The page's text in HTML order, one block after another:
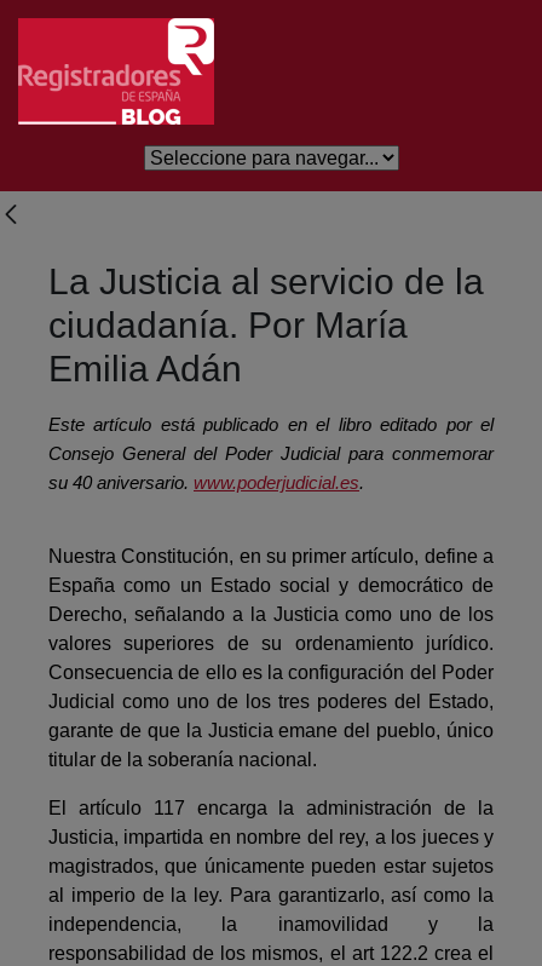
Salta al contingut principal
La Justicia al servicio de la
ciudadanía. Por María
Emilia Adán
Este artículo está publicado en el libro editado por el
Consejo General del Poder Judicial para conmemorar
su 40 aniversario. www.poderjudicial.es.
Nuestra Constitución, en su primer artículo, define a
España como un Estado social y democrático de
Derecho, señalando a la Justicia como uno de los
valores superiores de su ordenamiento jurídico.
Consecuencia de ello es la configuración del Poder
Judicial como uno de los tres poderes del Estado,
garante de que la Justicia emane del pueblo, único
titular de la soberanía nacional.
El artículo 117 encarga la administración de la
Justicia, impartida en nombre del rey, a los jueces y
magistrados, que únicamente pueden estar sujetos
al im­perio de la ley. Para garantizarlo, así como la
independencia, la inamovilidad y la
responsabilidad de los mismos, el art 122.2 crea el